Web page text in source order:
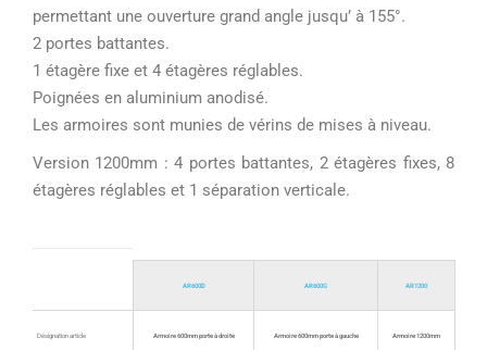
permettant une ouverture grand angle jusqu’ à 155°.
2 portes battantes.
1 étagère fixe et 4 étagères réglables.
Poignées en aluminium anodisé.
Les armoires sont munies de vérins de mises à niveau.
Version 1200mm : 4 portes battantes, 2 étagères fixes, 8
étagères réglables et 1 séparation verticale.
AR600D AR600G AR1200
Désignation article Armoire 600mm porte à droite Armoire 600mm porte à gauche Armoire 1200mm